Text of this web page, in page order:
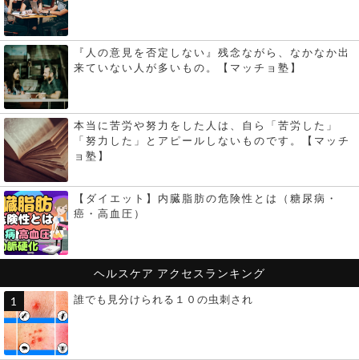
『人の意見を否定しない』残念ながら、なかなか出
来ていない人が多いもの。【マッチョ塾】
本当に苦労や努力をした人は、自ら「苦労した」
「努力した」とアピールしないものです。【マッチ
ョ塾】
【ダイエット】内臓脂肪の危険性とは（糖尿病・
癌・高血圧）
ヘルスケア アクセスランキング
誰でも見分けられる１０の虫刺され